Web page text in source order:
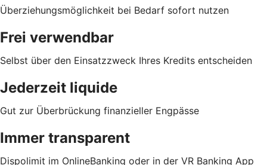
Überziehungsmöglichkeit bei Bedarf sofort nutzen
Frei verwendbar
Selbst über den Einsatzzweck Ihres Kredits entscheiden
Jederzeit liquide
Gut zur Überbrückung finanzieller Engpässe
Immer transparent
Dispolimit im OnlineBanking oder in der VR Banking App